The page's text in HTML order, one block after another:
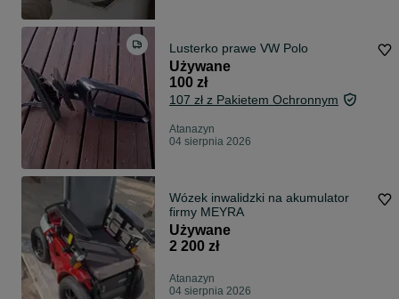
Lusterko prawe VW Polo
Używane
100 zł
107 zł z Pakietem Ochronnym
Atanazyn
04 sierpnia 2026
Wózek inwalidzki na akumulator
firmy MEYRA
Używane
2 200 zł
Atanazyn
04 sierpnia 2026